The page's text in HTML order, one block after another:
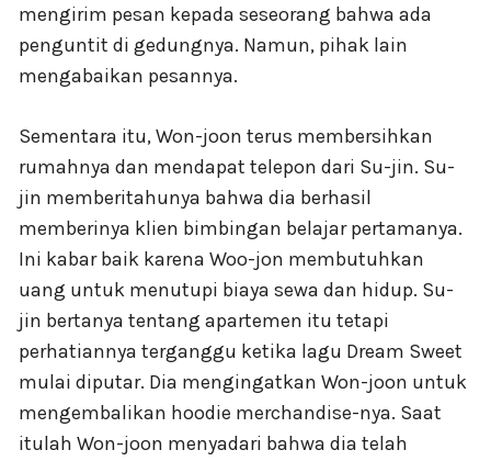
mengirim pesan kepada seseorang bahwa ada
penguntit di gedungnya. Namun, pihak lain
mengabaikan pesannya.
Sementara itu, Won-joon terus membersihkan
rumahnya dan mendapat telepon dari Su-jin. Su-
jin memberitahunya bahwa dia berhasil
memberinya klien bimbingan belajar pertamanya.
Ini kabar baik karena Woo-jon membutuhkan
uang untuk menutupi biaya sewa dan hidup. Su-
jin bertanya tentang apartemen itu tetapi
perhatiannya terganggu ketika lagu Dream Sweet
mulai diputar. Dia mengingatkan Won-joon untuk
mengembalikan hoodie merchandise-nya. Saat
itulah Won-joon menyadari bahwa dia telah